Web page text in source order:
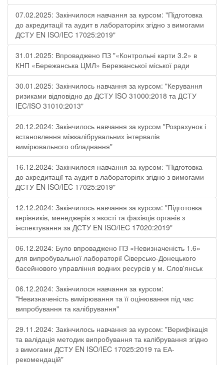
07.02.2025: Закінчилося навчання за курсом: "Підготовка
до акредитації та аудит в лабораторіях згідно з вимогами
ДСТУ EN ISO/IEC 17025:2019"
31.01.2025: Впроваджено ПЗ "«Контрольні карти 3.2» в
КНП «Бережанська ЦМЛ» Бережанської міської ради
30.01.2025: Закінчилось навчання за курсом: "Керування
ризиками відповідно до ДСТУ ISO 31000:2018 та ДСТУ
IEC/ISO 31010:2013"
20.12.2024: Закінчилось навчання за курсом "Розрахунок і
встановлення міжкалібрувальних інтервалів
вимірювального обладнання"
16.12.2024: Закінчилося навчання за курсом: "Підготовка
до акредитації та аудит в лабораторіях згідно з вимогами
ДСТУ EN ISO/IEC 17025:2019"
12.12.2024: Закінчилось навчання за курсом: "Підготовка
керівників, менеджерів з якості та фахівців органів з
інспектування за ДСТУ EN ISO/IEC 17020:2019"
06.12.2024: Було впроваджено ПЗ «Невизначеність 1.6»
для випробувальної лабораторії Cіверсько-Донецького
басейнового управління водних ресурсів у м. Слов'янськ
06.12.2024: Закінчилося навчання за курсом:
"Невизначеність вимірювання та її оцінювання під час
випробування та калібрування"
29.11.2024: Закінчилось навчання за курсом: "Верифікація
та валідація методик випробування та калібрування згідно
з вимогами ДСТУ EN ISO/IEC 17025:2019 та ЕА-
рекомендацій"